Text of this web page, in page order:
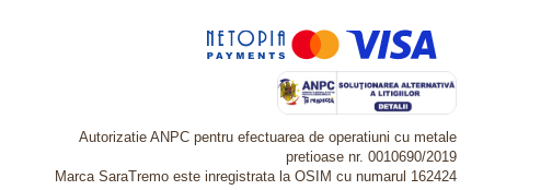
Autorizatie ANPC pentru efectuarea de operatiuni cu metale
pretioase nr. 0010690/2019
Marca SaraTremo este inregistrata la OSIM cu numarul 162424